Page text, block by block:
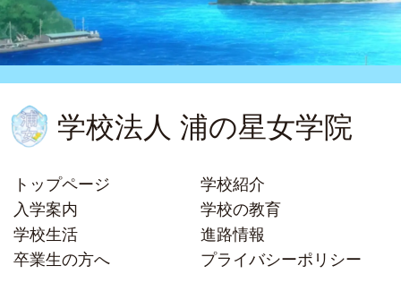
学校法人 浦の星女学院
トップページ
学校紹介
入学案内
学校の教育
学校生活
進路情報
卒業生の方へ
プライバシーポリシー